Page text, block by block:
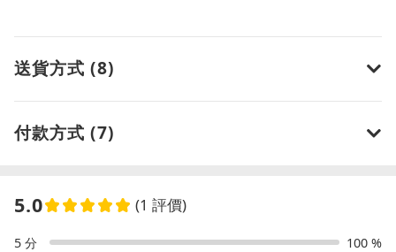
送貨方式 (8)
付款方式 (7)
5.0 (1 評價)
5 分
100 %